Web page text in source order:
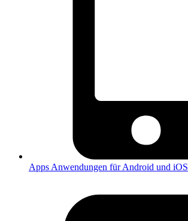
Apps Anwendungen für Android und iOS